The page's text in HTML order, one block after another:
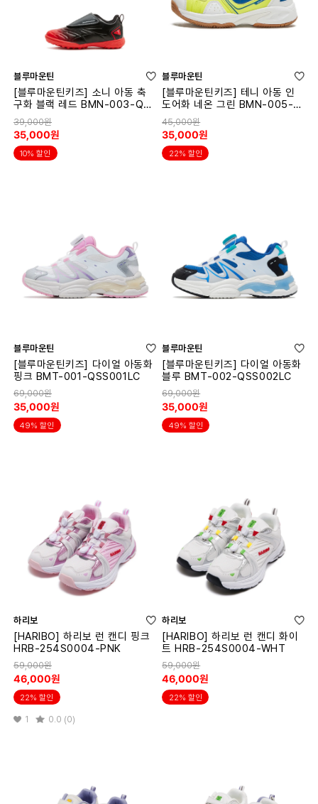
블루마운틴
[블루마운틴키즈] 소니 아동 축
구화 블랙 레드 BMN-003-QS
W003SN
39,000원
35,000원
10% 할인
블루마운틴
[블루마운틴키즈] 테니 아동 인
도어화 네온 그린 BMN-005-Q
SW005TY
45,000원
35,000원
22% 할인
블루마운틴
[블루마운틴키즈] 다이얼 아동화
핑크 BMT-001-QSS001LC
69,000원
35,000원
49% 할인
블루마운틴
[블루마운틴키즈] 다이얼 아동화
블루 BMT-002-QSS002LC
69,000원
35,000원
49% 할인
하리보
[HARIBO] 하리보 런 캔디 핑크
HRB-254S0004-PNK
59,000원
46,000원
22% 할인
1 0.0 (0)
하리보
[HARIBO] 하리보 런 캔디 화이
트 HRB-254S0004-WHT
59,000원
46,000원
22% 할인